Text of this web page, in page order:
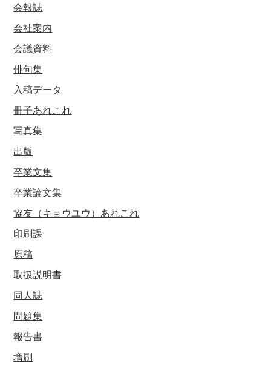
会報誌
会社案内
会議資料
俳句集
入稿データ
冊子あれこれ
写真集
出版
卒業文集
卒業論文集
協友（キョウユウ）あれこれ
印刷課
原稿
取扱説明書
同人誌
問題集
報告書
増刷